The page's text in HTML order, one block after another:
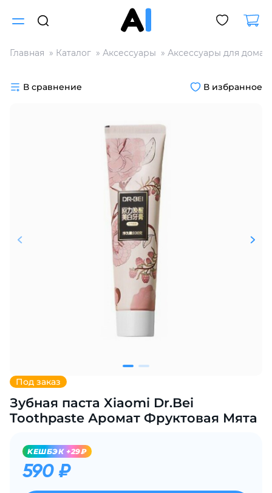
Главная Каталог Аксессуары Аксессуары для дома
Под заказ
Зубная паста Xiaomi Dr.Bei
Toothpaste Аромат Фруктовая Мята
KЕШБЭК +29₽
590 ₽
В сравнение В избранное
Разбейте
без переплат
График платежей
25
Добавляйте товары
% картой любого банка
Получайте товар
выбранный способом
Оставшиеся
списываться